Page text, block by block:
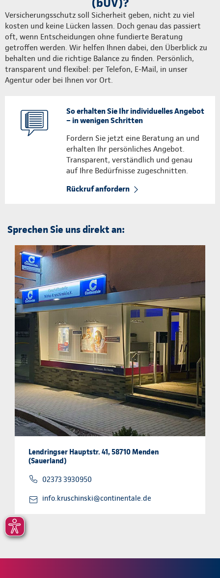
Versicherungsschutz soll Sicherheit geben, nicht zu viel
kosten und keine Lücken lassen. Doch genau das passiert
oft, wenn Entscheidungen ohne fundierte Beratung
getroffen werden. Wir helfen Ihnen dabei, den Überblick zu
behalten und die richtige Balance zu finden. Persönlich,
transparent und flexibel: per Telefon, E-Mail, in unser
Agentur oder bei Ihnen vor Ort.
So erhalten Sie Ihr individuelles Angebot
– in wenigen Schritten
Fordern Sie jetzt eine Beratung an und
erhalten Ihr persönliches Angebot.
Transparent, verständlich und genau
auf Ihre Bedürfnisse zugeschnitten.
Rückruf anfordern
Sprechen Sie uns direkt an:
Lendringser Hauptstr. 41, 58710 Menden
(Sauerland)
02373 3930950
info.kruschinski@continentale.de